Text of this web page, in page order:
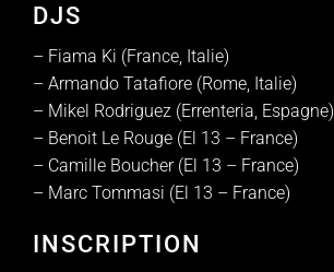
DJS
– Fiama Ki (France, Italie)
– Armando Tatafiore (Rome, Italie)
– Mikel Rodriguez (Errenteria, Espagne)
– Benoit Le Rouge (El 13 – France)
– Camille Boucher (El 13 – France)
– Marc Tommasi (El 13 – France)
INSCRIPTION